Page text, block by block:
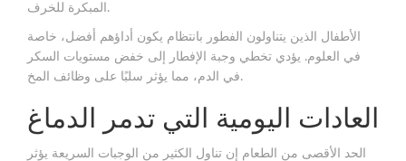
المبكرة للخرف.
الأطفال الذين يتناولون الفطور بانتظام يكون أداؤهم أفضل، خاصة
في العلوم. يؤدي تخطي وجبة الإفطار إلى خفض مستويات السكر
في الدم، مما يؤثر سلبًا على وظائف المخ.
العادات اليومية التي تدمر الدماغ
الحد الأقصى من الطعام إن تناول الكثير من الوجبات السريعة يؤثر